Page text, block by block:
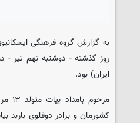
به گزارش گروه فرهنگی
روز گذشته - دوشنبه نهم تیر -
ایران) بود.
کشورمان و برادر دوقلوی